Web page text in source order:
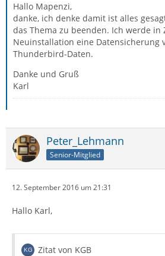
Hallo Mapenzi,
danke, ich denke damit ist alles
das Thema zu beenden. Ich werde
Neuinstallation eine Datensicherung
Thunderbird-Daten.
Danke und Gruß
Karl
Peter_Lehmann
Senior-Mitglied
12. September 2016 um 21:31
Hallo Karl,
Zitat von KGB